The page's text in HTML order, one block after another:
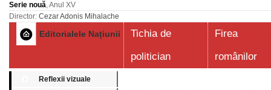
Serie nouă, Anul XV
Director: Cezar Adonis Mihalache
Editorialele Națiunii
Tichia de
politician
Firea
românilor
Reflexii vizuale